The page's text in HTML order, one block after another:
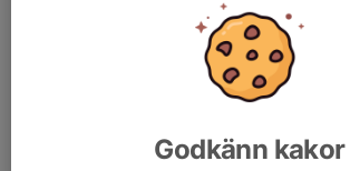
eventor.orientering.se/Documents/
Godkänn kakor